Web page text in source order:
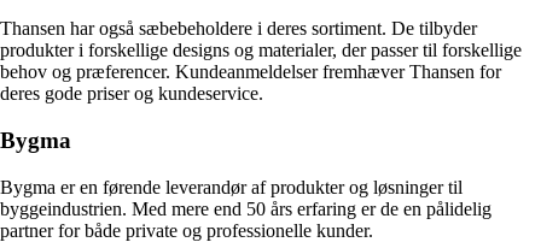
Thansen har også sæbebeholdere i deres sortiment. De tilbyder
produkter i forskellige designs og materialer, der passer til forskellige
behov og præferencer. Kundeanmeldelser fremhæver Thansen for
deres gode priser og kundeservice.
Bygma
Bygma er en førende leverandør af produkter og løsninger til
byggeindustrien. Med mere end 50 års erfaring er de en pålidelig
partner for både private og professionelle kunder.